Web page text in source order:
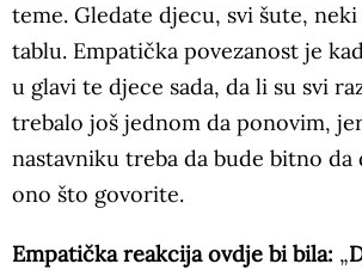
teme. Gledate djecu, svi šute,
tablu. Empatička povezanost je
u glavi te djece sada, da li su svi
trebalo još jednom da ponovim,
nastavniku treba da bude bitno
ono što govorite.
Empatička reakcija ovdje bi bila: „